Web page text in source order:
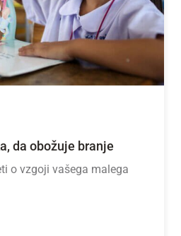
da obožuje branje
o vzgoji vašega malega